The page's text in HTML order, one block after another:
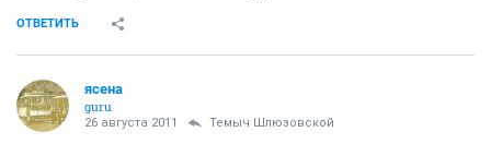
ОТВЕТИТЬ
ясена
guru
26 августа 2011 Темыч Шлюзовской